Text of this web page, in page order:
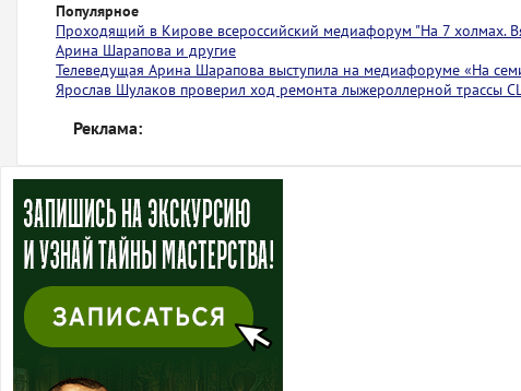
Популярное
Проходящий в Кирове всероссийский медиафорум "На 7 холмах.
Арина Шарапова и другие
Телеведущая Арина Шарапова выступила на медиафоруме «На
Ярослав Шулаков проверил ход ремонта лыжероллерной трассы
Реклама: